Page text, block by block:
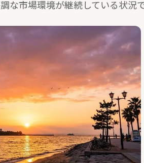
市場環境が継続している状況で